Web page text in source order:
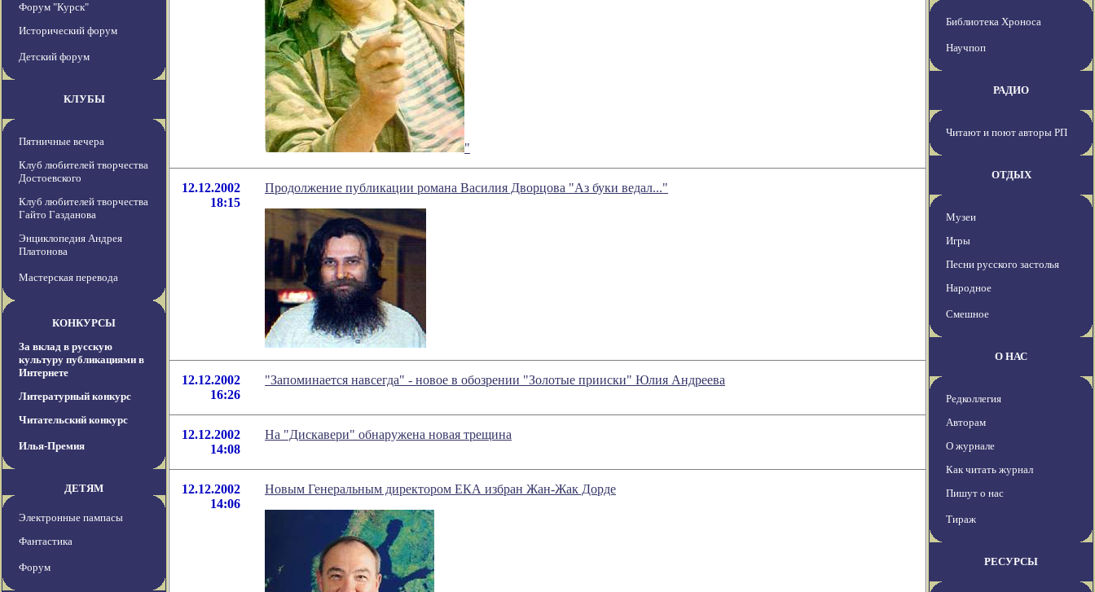
Форум "Курск"
Исторический форум
Детский форум
КЛУБЫ
Пятничные вечера
Клуб любителей творчества
Достоевского
Клуб любителей творчества
Гайто Газданова
Энциклопедия Андрея
Платонова
Мастерская перевода
КОНКУРСЫ
За вклад в русскую
культуру публикациями в
Интернете
Литературный конкурс
Читательский конкурс
Илья-Премия
ДЕТЯМ
Электронные пампасы
Фантастика
Форум
"
12.12.2002
18:15
Продолжение публикации романа Василия Дворцова "Аз буки ведал..."
12.12.2002
16:26
"Запоминается навсегда" - новое в обозрении "Золотые прииски" Юлия Андреева
12.12.2002
14:08
На "Дискавери" обнаружена новая трещина
12.12.2002
14:06
Новым Генеральным директором ЕКА избран Жан-Жак Дорде
Библиотека Хроноса
Научпоп
РАДИО
Читают и поют авторы РП
ОТДЫХ
Музеи
Игры
Песни русского застолья
Народное
Смешное
О НАС
Редколлегия
Авторам
О журнале
Как читать журнал
Пишут о нас
Тираж
РЕСУРСЫ